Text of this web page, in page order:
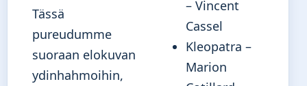
Tässä
pureudumme
suoraan elokuvan
ydinhahmoihin,
– Vincent
Cassel
Kleopatra –
Marion